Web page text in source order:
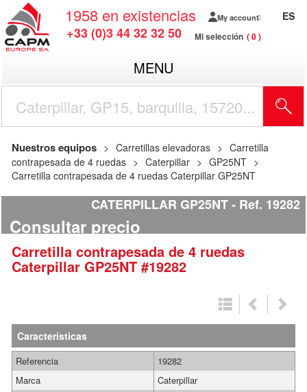
1958 en existencias
+33 (0)3 44 32 32 50
My account
Mi selección 0
ES
MENU
Nuestros equipos Carretillas elevadoras
Carretilla
contrapesada de 4 ruedas
Caterpillar
GP25NT
Carretilla contrapesada de 4 ruedas Caterpillar GP25NT
CATERPILLAR GP25NT Ref. 19282
Consultar precio
Carretilla contrapesada de 4 ruedas
Caterpillar GP25NT #19282
Características
Referencia
19282
Marca
Caterpillar